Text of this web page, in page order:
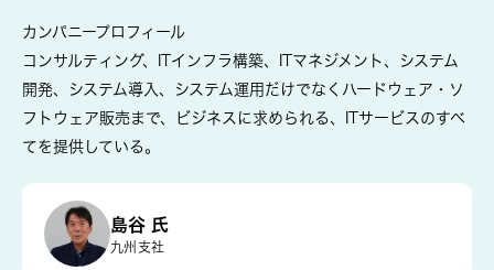
カンパニープロフィール
コンサルティング、ITインフラ構築、ITマネジメント、システム
開発、システム導入、システム運用だけでなくハードウェア・ソ
フトウェア販売まで、ビジネスに求められる、ITサービスのすべ
てを提供している。
島谷 氏
九州支社